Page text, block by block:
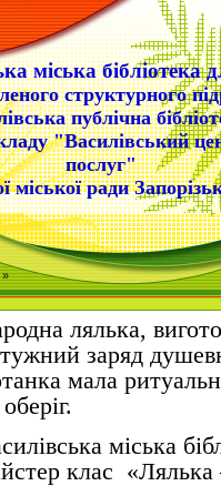
міська бібліотека
структурного
публічна
"Василівський
послуг"
міської ради
»
лялька,
заряд душев
мала
міська
клас «Лялька